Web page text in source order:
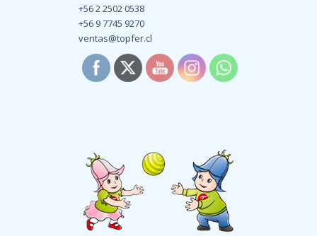
+56 2 2502 0538
+56 9 7745 9270
ventas@topfer.cl